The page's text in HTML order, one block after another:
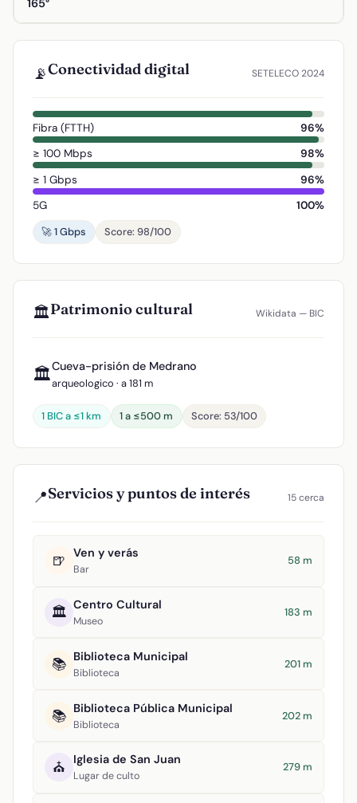
165°
📡Conectividad digital SETELECO 2024
Fibra (FTTH)
96%
≥ 100 Mbps
98%
≥ 1 Gbps
96%
5G
100%
🚀 1 Gbps
Score: 98/100
🏛️Patrimonio cultural Wikidata — BIC
🏛️Cueva-prisión de Medrano
arqueologico · a 181 m
1 BIC a ≤1 km 1 a ≤500 m Score: 53/100
📍Servicios y puntos de interés 15 cerca
🍺 Ven y verás
Bar
58 m
🏛️ Centro Cultural
Museo
183 m
📚 Biblioteca Municipal
Biblioteca
201 m
📚 Biblioteca Pública Municipal
Biblioteca
202 m
⛪ Iglesia de San Juan
Lugar de culto
279 m